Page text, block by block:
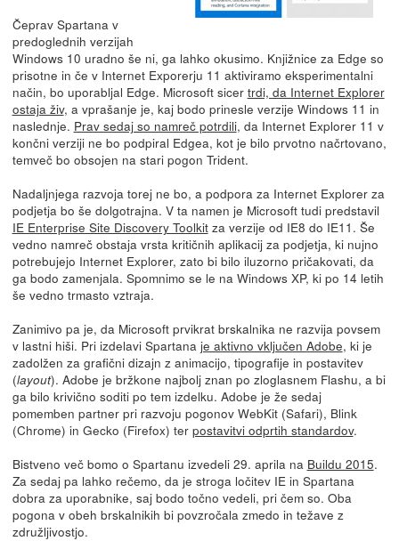
Čeprav Spartana v
predoglednih verzijah
Windows 10 uradno še ni, ga lahko okusimo. Knjižnice za Edge so
prisotne in če v Internet Exporerju 11 aktiviramo eksperimentalni
način, bo uporabljal Edge. Microsoft sicer trdi, da Internet Explorer
ostaja živ, a vprašanje je, kaj bodo prinesle verzije Windows 11 in
naslednje. Prav sedaj so namreč potrdili, da Internet Explorer 11 v
končni verziji ne bo podpiral Edgea, kot je bilo prvotno načrtovano,
temveč bo obsojen na stari pogon Trident.
Nadaljnjega razvoja torej ne bo, a podpora za Internet Explorer za
podjetja bo še dolgotrajna. V ta namen je Microsoft tudi predstavil
IE Enterprise Site Discovery Toolkitza verzije od IE8 do IE11. Še
vedno namreč obstaja vrsta kritičnih aplikacij za podjetja, ki nujno
potrebujejo Internet Explorer, zato bi bilo iluzorno pričakovati, da
ga bodo zamenjala. Spomnimo se le na Windows XP, ki po 14 letih
še vedno trmasto vztraja.
Zanimivo pa je, da Microsoft prvikrat brskalnika ne razvija povsem
v lastni hiši. Pri izdelavi Spartana je aktivno vključen Adobe, ki je
zadolžen za grafični dizajn z animacijo, tipografije in postavitev
(layout). Adobe je bržkone najbolj znan po zloglasnem Flashu, a bi
ga bilo krivično soditi po tem izdelku. Adobe je že sedaj
pomemben partner pri razvoju pogonov WebKit (Safari), Blink
(Chrome) in Gecko (Firefox) ter postavitvi odprtih standardov.
Bistveno več bomo o Spartanu izvedeli 29. aprila na Buildu 2015.
Za sedaj pa lahko rečemo, da je stroga ločitev IE in Spartana
dobra za uporabnike, saj bodo točno vedeli, pri čem so. Oba
pogona v obeh brskalnikih bi povzročala zmedo in težave z
združljivostjo.